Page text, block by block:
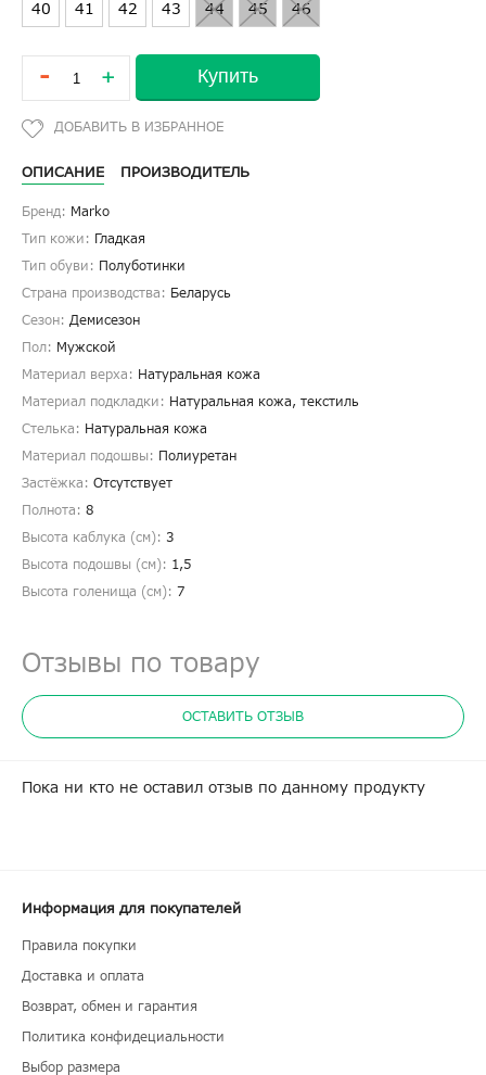
40 41 42 43 44 45 46
- + Купить
ОПИСАНИЕ ПРОИЗВОДИТЕЛЬ
Бренд: Marko
Тип кожи: Гладкая
Тип обуви: Полуботинки
Страна производства: Беларусь
Сезон: Демисезон
Пол: Мужской
Материал верха: Натуральная кожа
Материал подкладки: Натуральная кожа, текстиль
Стелька: Натуральная кожа
Материал подошвы: Полиуретан
Застёжка: Отсутствует
Полнота: 8
Высота каблука (см): 3
Высота подошвы (см): 1,5
Высота голенища (cм): 7
Отзывы по товару
ОСТАВИТЬ ОТЗЫВ
Пока ни кто не оставил отзыв по данному продукту
Информация для покупателей
Правила покупки
Доставка и оплата
Возврат, обмен и гарантия
Политика конфидециальности
Выбор размера